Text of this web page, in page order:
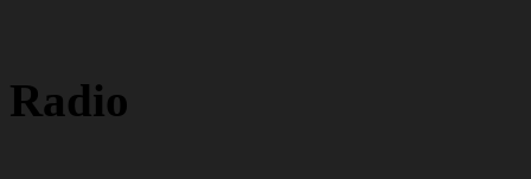
Radio